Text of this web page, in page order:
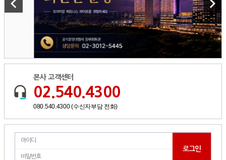
본사 고객센터
02.540.4300
080.540.4300 (수신자부담 전화)